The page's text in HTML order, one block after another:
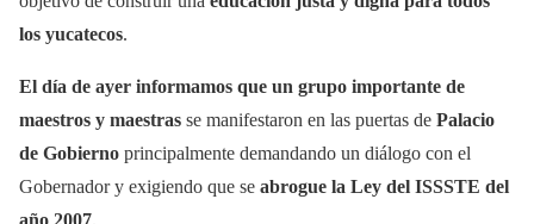
los yucatecos.
El día de ayer informamos que un grupo importante de
maestros y maestras se manifestaron en las puertas de Palacio
de Gobierno principalmente demandando un diálogo con el
Gobernador y exigiendo que se abrogue la Ley del ISSSTE del
año 2007.